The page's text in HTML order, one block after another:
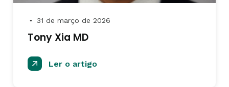
● 31 de março de 2026
Tony Xia MD
Ler o artigo